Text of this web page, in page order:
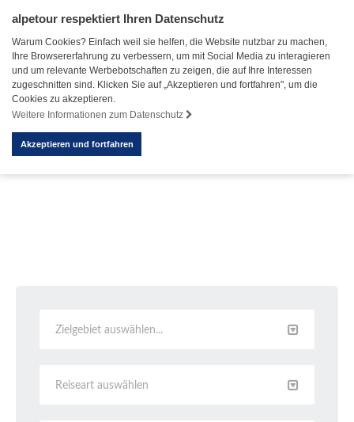
alpetour respektiert Ihren Datenschutz
Warum Cookies? Einfach weil sie helfen, die Website nutzbar zu machen,
Ihre Browsererfahrung zu verbessern, um mit Social Media zu interagieren
und um relevante Werbebotschaften zu zeigen, die auf Ihre Interessen
zugeschnitten sind. Klicken Sie auf „Akzeptieren und fortfahren", um die
Cookies zu akzeptieren.
Weitere Informationen zum Datenschutz
Akzeptieren und fortfahren
Zielgebiet auswählen...
Reiseart auswählen